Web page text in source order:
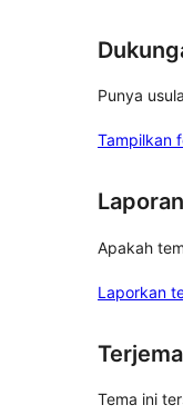
Punya
Tampilkan
Laporan
Apakah
Laporkan
Tema ini